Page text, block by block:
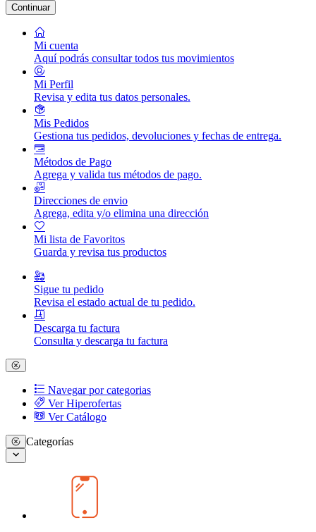
Continuar
Mi cuenta
Aquí podrás consultar todos tus movimientos
Mi Perfil
Revisa y edita tus datos personales.
Mis Pedidos
Gestiona tus pedidos, devoluciones y fechas de entrega.
Métodos de Pago
Agrega y valida tus métodos de pago.
Direcciones de envio
Agrega, edita y/o elimina una dirección
Mi lista de Favoritos
Guarda y revisa tus productos
Sigue tu pedido
Revisa el estado actual de tu pedido.
Descarga tu factura
Consulta y descarga tu factura
Navegar por categorias
Ver Hiperofertas
Ver Catálogo
Categorías